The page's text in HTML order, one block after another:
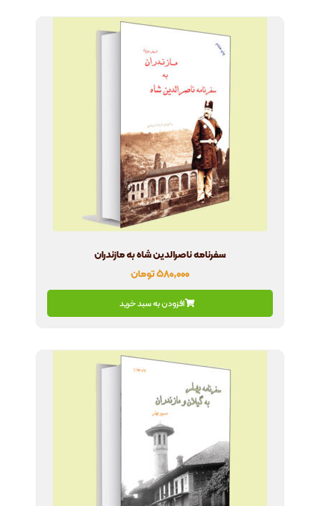
سفرنامه ناصرالدین شاه به مازندران
۵۸۰,۰۰۰تومان
افزودن به سبد خرید